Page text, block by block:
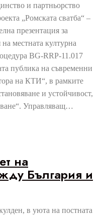
и партньорство
„Ромската сватба“ –
презентация за
местната културна
BG-RRP-11.017
публика на съвременни
на КТИ“, в рамките
и устойчивост,
Управляващ…
на
България и
в уюта на постната